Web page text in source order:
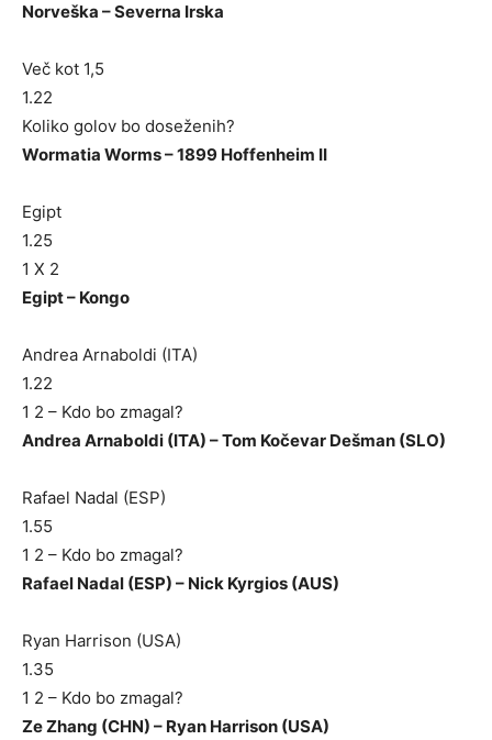
Norveška – Severna Irska
Več kot 1,5
1.22
Koliko golov bo doseženih?
Wormatia Worms – 1899 Hoffenheim II
Egipt
1.25
1 X 2
Egipt – Kongo
Andrea Arnaboldi (ITA)
1.22
1 2 – Kdo bo zmagal?
Andrea Arnaboldi (ITA) – Tom Kočevar Dešman (SLO)
Rafael Nadal (ESP)
1.55
1 2 – Kdo bo zmagal?
Rafael Nadal (ESP) – Nick Kyrgios (AUS)
Ryan Harrison (USA)
1.35
1 2 – Kdo bo zmagal?
Ze Zhang (CHN) – Ryan Harrison (USA)